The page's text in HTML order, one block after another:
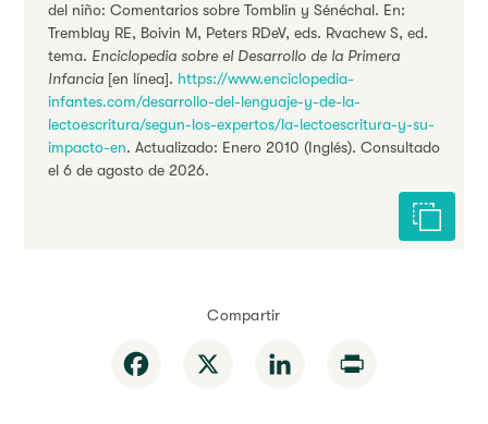
del niño: Comentarios sobre Tomblin y Sénéchal. En:
Tremblay RE, Boivin M, Peters RDeV, eds. Rvachew S, ed.
tema. Enciclopedia sobre el Desarrollo de la Primera
Infancia [en línea]. https://www.enciclopedia-
infantes.com/desarrollo-del-lenguaje-y-de-la-
lectoescritura/segun-los-expertos/la-lectoescritura-y-su-
impacto-en. Actualizado: Enero 2010 (Inglés). Consultado
el 6 de agosto de 2026.
Citar
Compartir
Facebook LinkedIn